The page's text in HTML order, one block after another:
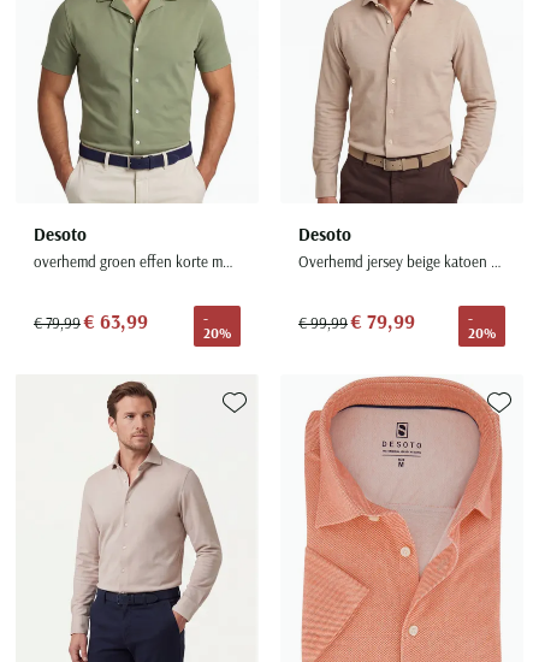
Desoto
overhemd groen effen korte mouw reverskraag
€ 79,99€ 63,99
-
20%
Desoto
Overhemd jersey beige katoen strijkvrij
€ 99,99€ 79,99
-
20%
Toevoegen aan favorieten